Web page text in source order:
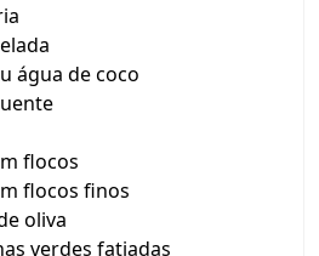
água de coco
flocos
flocos finos
oliva
verdes fatiadas